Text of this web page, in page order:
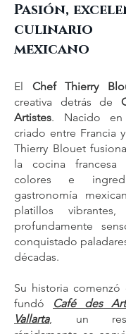
Pasión,
culinario
mexicano
El Chef Thierry
creativa detrás de
Artistes. Nacido
criado entre Francia
Thierry Blouet
la cocina
colores e
gastronomía
platillos
profundamente
conquistado
décadas.
Su historia comenzó
fundó
Café des
Vallarta, un